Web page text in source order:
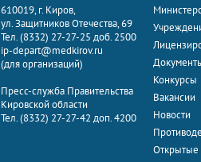
610019, г. Киров,
ул. Защитников Отечества, 69
Тел. (8332) 27-27-25 доб. 2500
ip-depart@medkirov.ru
(для организаций)
Пресс-служба Правительства
Кировской области
Тел. (8332) 27-27-42 доп. 4200
Конкурсы
Вакансии
Новости